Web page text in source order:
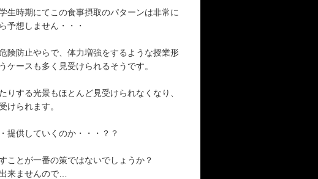
生時期にてこの食事摂取のパターンは非常に
予想しません・・・
険防止やらで、体力増強をするような授業形
ースも多く見受けられるそうです。
する光景もほとんど見受けられなくなり、
けられます。
提供していくのか・・・？？
ことが一番の策ではないでしょうか？
来ませんので…